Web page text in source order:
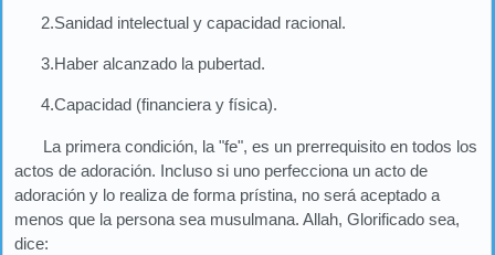
2.Sanidad intelectual y capacidad racional.
3.Haber alcanzado la pubertad.
4.Capacidad (financiera y física).
La primera condición, la "fe", es un prerrequisito en todos los
actos de adoración. Incluso si uno perfecciona un acto de
adoración y lo realiza de forma prístina, no será aceptado a
menos que la persona sea musulmana. Allah, Glorificado sea,
dice: